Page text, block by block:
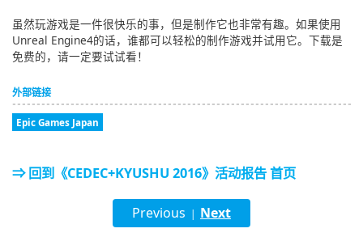
虽然玩游戏是一件很快乐的事，但是制作它也非常有趣。如果使用
Unreal Engine4的话，谁都可以轻松的制作游戏并试用它。下载是
免费的，请一定要试试看！
外部链接
Epic Games Japan
⇒ 回到《CEDEC+KYUSHU 2016》活动报告 首页
Previous | Next